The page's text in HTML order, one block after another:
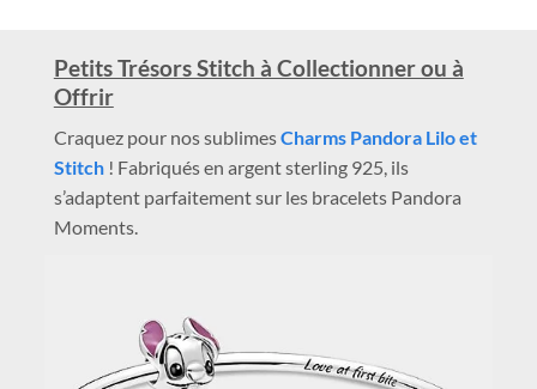
Petits Trésors Stitch à Collectionner ou à
Offrir
Craquez pour nos sublimesCharms Pandora Lilo et
Stitch! Fabriqués en argent sterling 925, ils
s’adaptent parfaitement sur les bracelets Pandora
Moments.